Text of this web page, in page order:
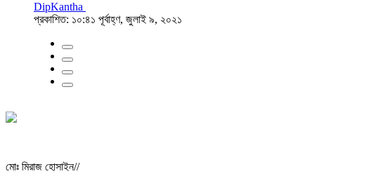
DipKantha
প্রকাশিত: ১০:৪১ পূর্বাহ্ণ, জুলাই ৯, ২০২১
মোঃ মিরাজ হোসাইন//